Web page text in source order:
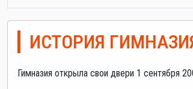
ИСТОРИЯ
Гимназия открыла свои двери 1 сентября